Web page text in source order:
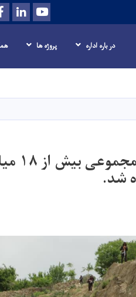
content
Youtube
در باره اداره پروژه ها
هشت
شد.